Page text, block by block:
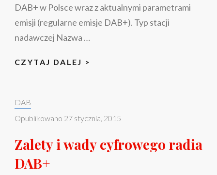
DAB+ w Polsce wraz z aktualnymi parametrami
emisji (regularne emisje DAB+). Typ stacji
nadawczej Nazwa …
CZYTAJ DALEJ >
DAB+
POLSCE
Categories:
DAB
Opublikowano 27 stycznia, 2015
Zalety i wady cyfrowego radia
DAB+